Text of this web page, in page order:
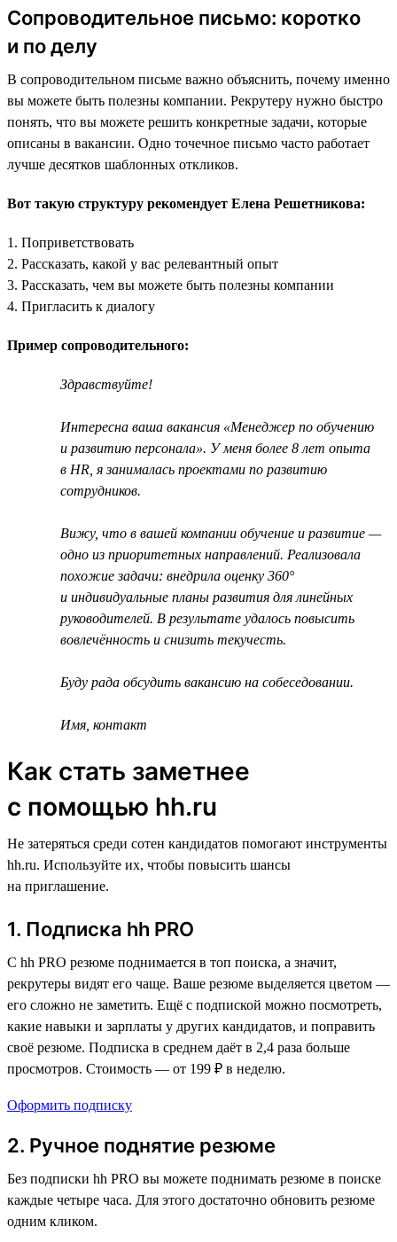
Сопроводительное письмо: коротко
и по делу
В сопроводительном письме важно объяснить, почему именно
вы можете быть полезны компании. Рекрутеру нужно быстро
понять, что вы можете решить конкретные задачи, которые
описаны в вакансии. Одно точечное письмо часто работает
лучше десятков шаблонных откликов.
Вот такую структуру рекомендует Елена Решетникова:
1. Поприветствовать
2. Рассказать, какой у вас релевантный опыт
3. Рассказать, чем вы можете быть полезны компании
4. Пригласить к диалогу
Пример сопроводительного:
Здравствуйте!
Интересна ваша вакансия «Менеджер по обучению
и развитию персонала». У меня более 8 лет опыта
в HR, я занималась проектами по развитию
сотрудников.
Вижу, что в вашей компании обучение и развитие —
одно из приоритетных направлений. Реализовала
похожие задачи: внедрила оценку 360°
и индивидуальные планы развития для линейных
руководителей. В результате удалось повысить
вовлечённость и снизить текучесть.
Буду рада обсудить вакансию на собеседовании.
Имя, контакт
Как стать заметнее
с помощью hh.ru
Не затеряться среди сотен кандидатов помогают инструменты
hh.ru. Используйте их, чтобы повысить шансы
на приглашение.
1. Подписка hh PRO
С hh PRO резюме поднимается в топ поиска, а значит,
рекрутеры видят его чаще. Ваше резюме выделяется цветом —
его сложно не заметить. Ещё с подпиской можно посмотреть,
какие навыки и зарплаты у других кандидатов, и поправить
своё резюме. Подписка в среднем даёт в 2,4 раза больше
просмотров. Стоимость — от 199 ₽ в неделю.
Оформить подписку
2. Ручное поднятие резюме
Без подписки hh PRO вы можете поднимать резюме в поиске
каждые четыре часа. Для этого достаточно обновить резюме
одним кликом.